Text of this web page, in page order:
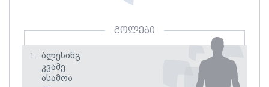
გოლები
1.
Ბლესინგ
Კვამე
Ასამოა